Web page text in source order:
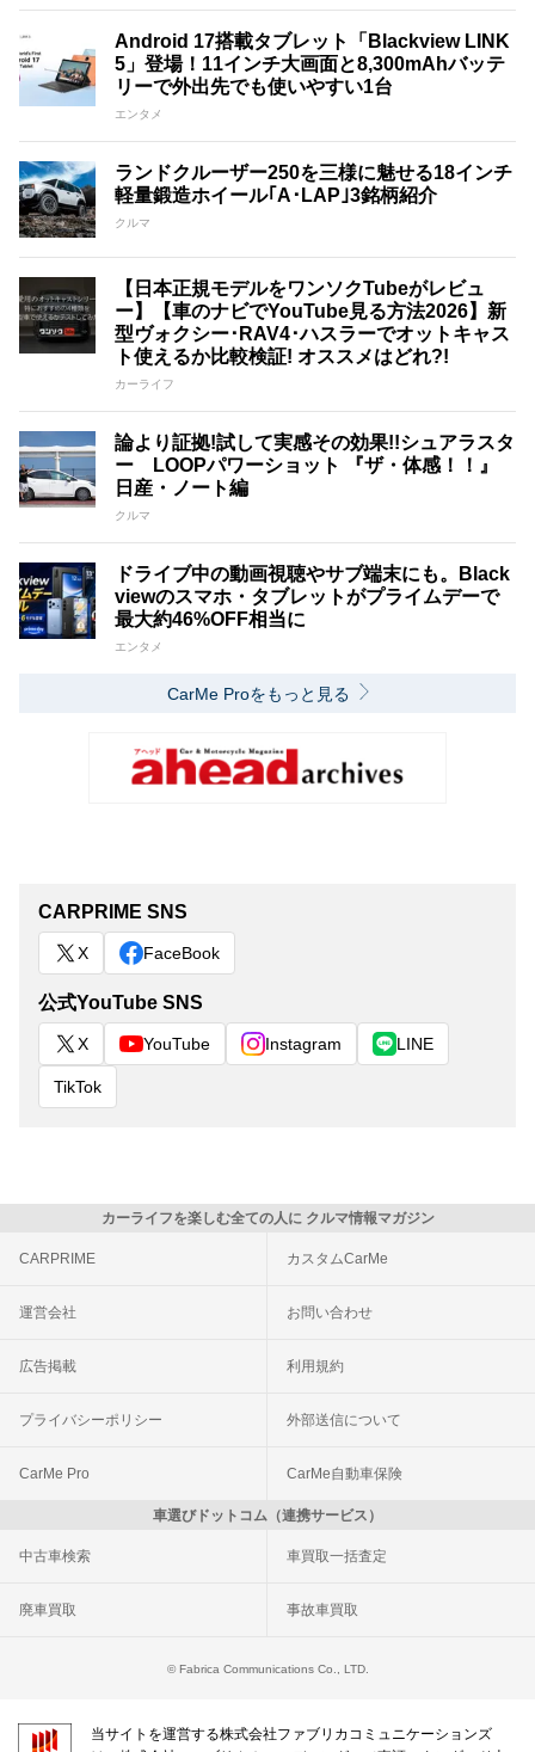
Android 17搭載タブレット「Blackview LINK
5」登場！11インチ大画面と8,300mAhバッテ
リーで外出先でも使いやすい1台
エンタメ
ランドクルーザー250を三様に魅せる18インチ
軽量鍛造ホイール｢A･LAP｣3銘柄紹介
クルマ
【日本正規モデルをワンソクTubeがレビュ
ー】【車のナビでYouTube見る方法2026】新
型ヴォクシー･RAV4･ハスラーでオットキャス
ト使えるか比較検証! オススメはどれ?!
カーライフ
論より証拠!試して実感その効果!!シュアラスタ
ー LOOPパワーショット 『ザ・体感！！』
日産・ノート編
クルマ
ドライブ中の動画視聴やサブ端末にも。Black
viewのスマホ・タブレットがプライムデーで
最大約46%OFF相当に
エンタメ
CarMe Proをもっと見る
CARPRIME SNS
X FaceBook
公式YouTube SNS
X YouTube Instagram LINE
TikTok
カーライフを楽しむ全ての人に クルマ情報マガジン
CARPRIME カスタムCarMe
運営会社 お問い合わせ
広告掲載 利用規約
プライバシーポリシー 外部送信について
CarMe Pro CarMe自動車保険
車選びドットコム（連携サービス）
中古車検索 車買取一括査定
廃車買取 事故車買取
© Fabrica Communications Co., LTD.
当サイトを運営する株式会社ファブリカコミュニケーションズ